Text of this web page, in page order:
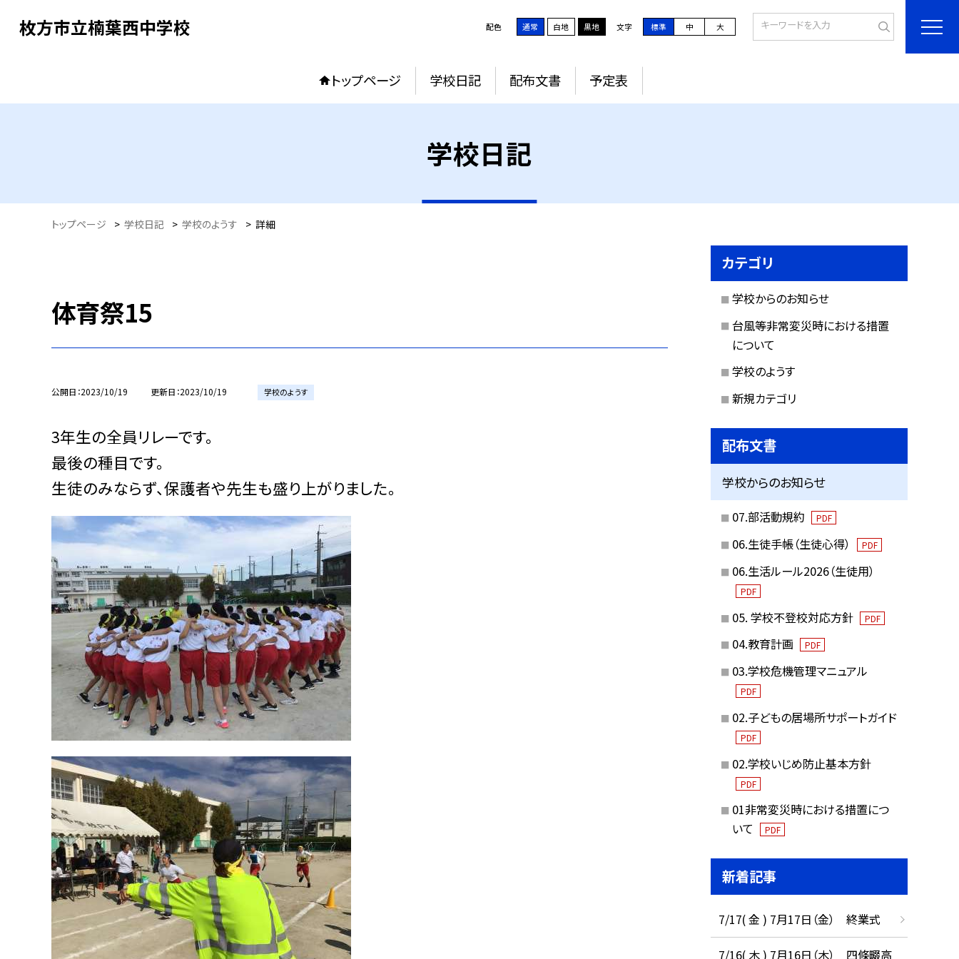
枚方市立楠葉西中学校 配色 通常 白地 黒地 文字 標準 中 大
トップページ 学校日記 配布文書 予定表
学校日記
トップページ > 学校日記 > 学校のようす > 詳細
体育祭15
公開日 2023/10/19 更新日 2023/10/19 学校のようす
3年生の全員リレーです。
最後の種目です。
生徒のみならず、保護者や先生も盛り上がりました。
カテゴリ
学校からのお知らせ
台風等非常変災時における措置
について
学校のようす
新規カテゴリ
配布文書
学校からのお知らせ
07.部活動規約 PDF
06.生徒手帳（生徒心得） PDF
06.生活ルール2026（生徒用）
PDF
05. 学校不登校対応方針 PDF
04.教育計画 PDF
03.学校危機管理マニュアル
PDF
02.子どもの居場所サポートガイド
PDF
02.学校いじめ防止基本方針
PDF
01非常変災時における措置につ
いて
PDF
新着記事
7/17( 金 ) 7月17日（金） 終業式
7/16( 木 ) 7月16日（木） 四條畷高